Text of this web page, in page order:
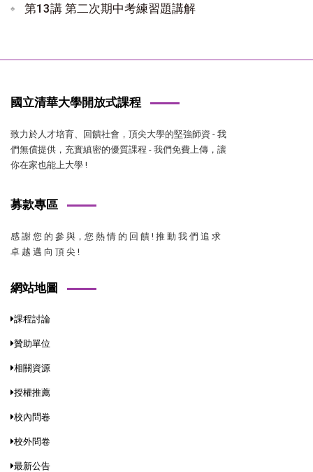
第13講 第二次期中考練習題講解
國立清華大學開放式課程
致力於人才培育、回饋社會，頂尖大學的堅強師資 - 我
們無償提供，充實縝密的優質課程 - 我們免費上傳，讓
你在家也能上大學 !
募款專區
感 謝 您 的 參 與，您 熱 情 的 回 饋 ! 推 動 我 們 追 求
卓 越 邁 向 頂 尖 !
網站地圖
課程討論
贊助單位
相關資源
授權推薦
校內問卷
校外問卷
最新公告